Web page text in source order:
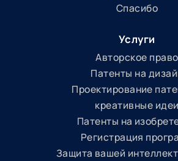
Спасибо
Услуги
Авторское право
Патенты на
Проектирование
креативные идеи
Патенты на
Регистрация
Защита вашей